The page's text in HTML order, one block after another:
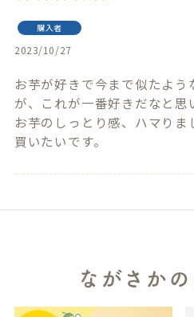
購入者
2023/10/27
お芋が好きで今まで似たよう
が、これが一番好きだなと思
お芋のしっとり感、ハマり
買いたいです。
ながさか